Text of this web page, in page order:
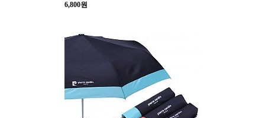
6,800원